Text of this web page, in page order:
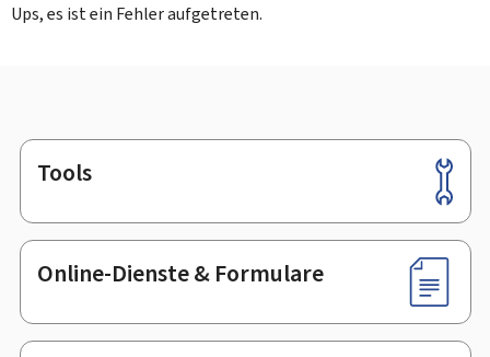
Ups, es ist ein Fehler aufgetreten.
Footer
Tools
Online-Dienste & Formulare